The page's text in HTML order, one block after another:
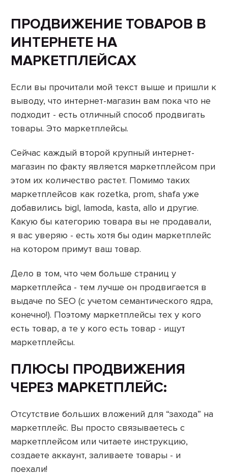
ПРОДВИЖЕНИЕ ТОВАРОВ В
ИНТЕРНЕТЕ НА
МАРКЕТПЛЕЙСАХ
Если вы прочитали мой текст выше и пришли к
выводу, что интернет-магазин вам пока что не
подходит - есть отличный способ продвигать
товары. Это маркетплейсы.
Сейчас каждый второй крупный интернет-
магазин по факту является маркетплейсом при
этом их количество растет. Помимо таких
маркетплейсов как rozetka, prom, shafa уже
добавились bigl, lamoda, kasta, allo и другие.
Какую бы категорию товара вы не продавали,
я вас уверяю - есть хотя бы один маркетплейс
на котором примут ваш товар.
Дело в том, что чем больше страниц у
маркетплейса - тем лучше он продвигается в
выдаче по SEO (с учетом семантического ядра,
конечно!). Поэтому маркетплейсы тех у кого
есть товар, а те у кого есть товар - ищут
маркетплейсы.
ПЛЮСЫ ПРОДВИЖЕНИЯ
ЧЕРЕЗ МАРКЕТПЛЕЙС:
Отсутствие больших вложений для “захода” на
маркетплейс. Вы просто связываетесь с
маркетплейсом или читаете инструкцию,
создаете аккаунт, заливаете товары - и
поехали!